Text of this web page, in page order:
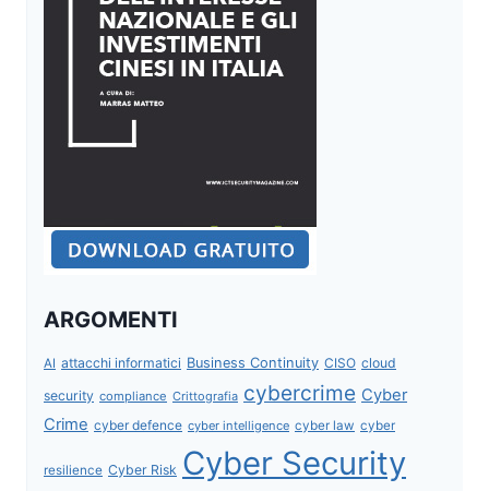
ARGOMENTI
AI attacchi informatici Business Continuity CISO cloud
security compliance Crittografia cybercrime Cyber
Crime cyber defence cyber intelligence cyber law cyber
resilience Cyber Risk Cyber Security